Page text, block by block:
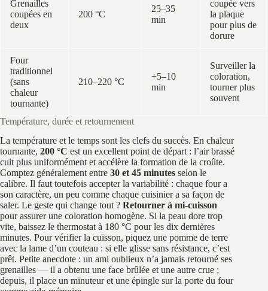
Grenailles
coupées en
deux
200 °C
25–35
min
coupée vers
la plaque
pour plus de
dorure
Four
traditionnel
(sans
chaleur
tournante)
210–220 °C
+5–10
min
Surveiller la
coloration,
tourner plus
souvent
Température, durée et retournement
La température et le temps sont les clefs du succès. En chaleur
tournante, 200 °C est un excellent point de départ : l’air brassé
cuit plus uniformément et accélère la formation de la croûte.
Comptez généralement entre 30 et 45 minutes selon le
calibre. Il faut toutefois accepter la variabilité : chaque four a
son caractère, un peu comme chaque cuisinier a sa façon de
saler. Le geste qui change tout ? Retourner à mi-cuisson
pour assurer une coloration homogène. Si la peau dore trop
vite, baissez le thermostat à 180 °C pour les dix dernières
minutes. Pour vérifier la cuisson, piquez une pomme de terre
avec la lame d’un couteau : si elle glisse sans résistance, c’est
prêt. Petite anecdote : un ami oublieux n’a jamais retourné ses
grenailles — il a obtenu une face brûlée et une autre crue ;
depuis, il place un minuteur et une épingle sur la porte du four